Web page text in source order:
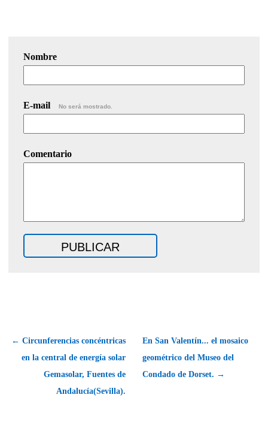
Nombre
E-mail No será mostrado.
Comentario
← Circunferencias concéntricas
en la central de energía solar
Gemasolar, Fuentes de
Andalucía(Sevilla).
En San Valentín... el mosaico
geométrico del Museo del
Condado de Dorset. →